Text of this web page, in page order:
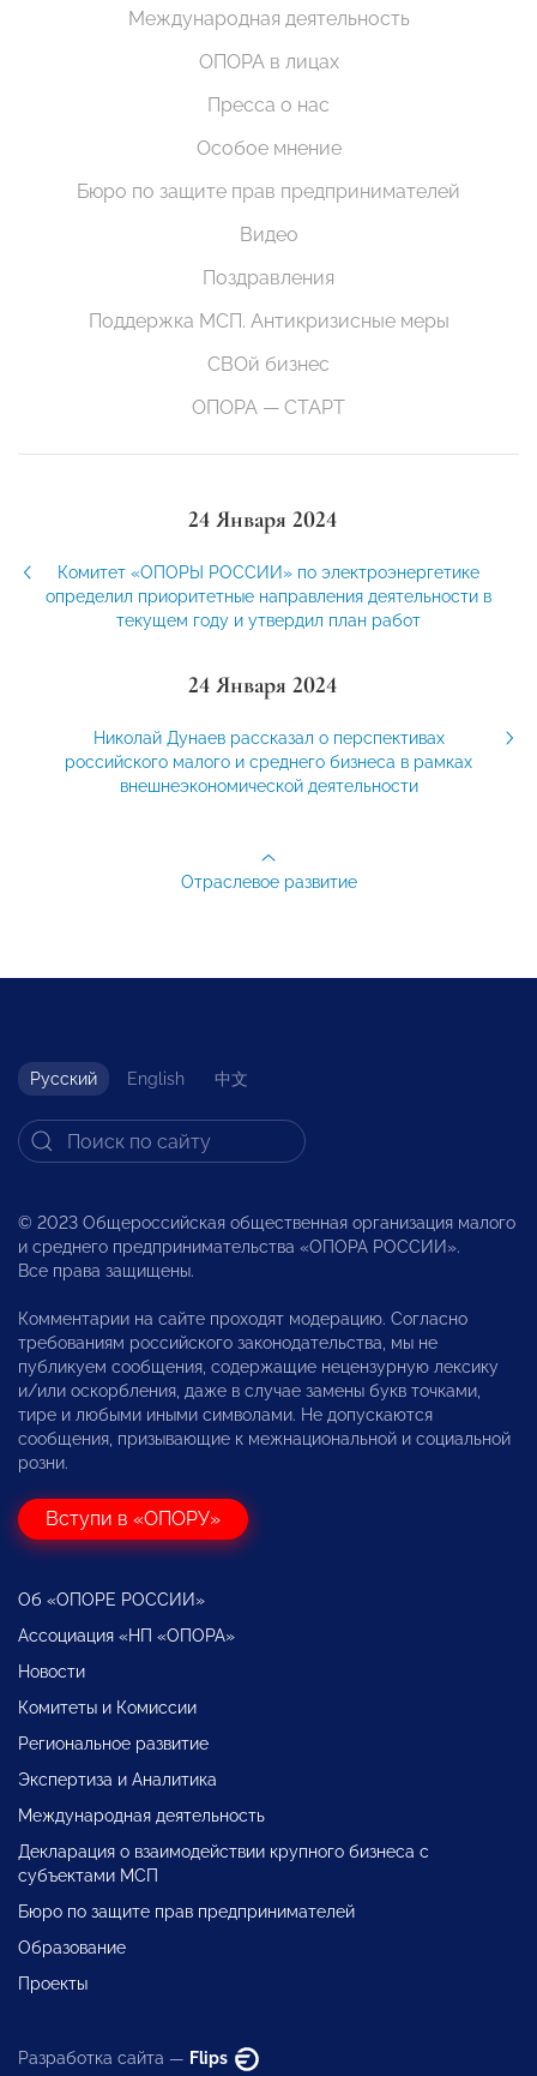
Международная деятельность
ОПОРА в лицах
Пресса о нас
Особое мнение
Бюро по защите прав предпринимателей
Видео
Поздравления
Поддержка МСП. Антикризисные меры
СВОй бизнес
ОПОРА — СТАРТ
24 Января 2024
Комитет «ОПОРЫ РОССИИ» по электроэнергетике
определил приоритетные направления деятельности в
текущем году и утвердил план работ
24 Января 2024
Николай Дунаев рассказал о перспективах
российского малого и среднего бизнеса в рамках
внешнеэкономической деятельности
Отраслевое развитие
Русский English 中文
© 2023 Общероссийская общественная организация малого
и среднего предпринимательства «ОПОРА РОССИИ».
Все права защищены.
Комментарии на сайте проходят модерацию. Согласно
требованиям российского законодательства, мы не
публикуем сообщения, содержащие нецензурную лексику
и/или оскорбления, даже в случае замены букв точками,
тире и любыми иными символами. Не допускаются
сообщения, призывающие к межнациональной и социальной
розни.
Вступи в «ОПОРУ»
Об «ОПОРЕ РОССИИ»
Ассоциация «НП «ОПОРА»
Новости
Комитеты и Комиссии
Региональное развитие
Экспертиза и Аналитика
Международная деятельность
Декларация о взаимодействии крупного бизнеса с
субъектами МСП
Бюро по защите прав предпринимателей
Образование
Проекты
Разработка сайта — Flips